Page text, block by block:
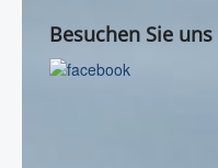
Besuchen Sie